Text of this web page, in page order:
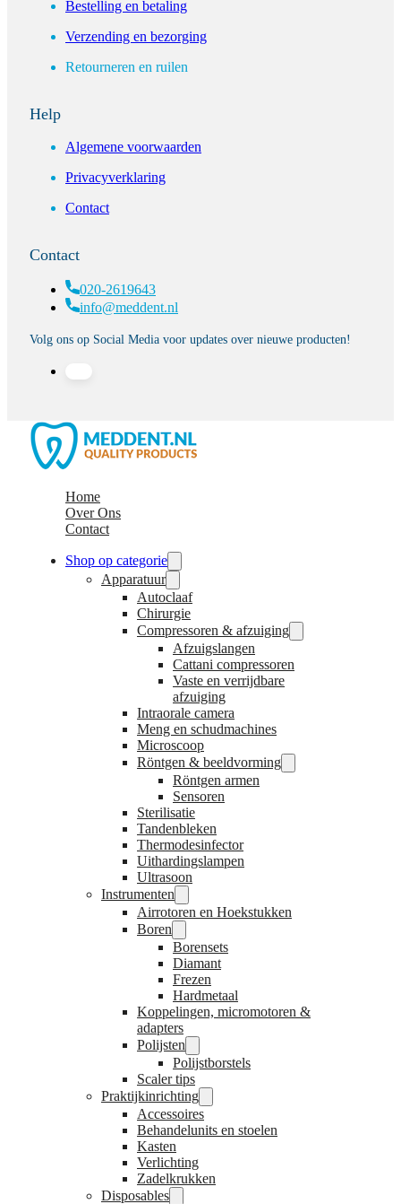
Bestelling en betaling
Verzending en bezorging
Retourneren en ruilen
Help
Algemene voorwaarden
Privacyverklaring
Contact
Contact
020-2619643
info@meddent.nl
Volg ons op Social Media voor updates over nieuwe producten!
Home
Over Ons
Contact
Shop op categorie
Apparatuur
Autoclaaf
Chirurgie
Compressoren & afzuiging
Afzuigslangen
Cattani compressoren
Vaste en verrijdbare
afzuiging
Intraorale camera
Meng en schudmachines
Microscoop
Röntgen & beeldvorming
Röntgen armen
Sensoren
Sterilisatie
Tandenbleken
Thermodesinfector
Uithardingslampen
Ultrasoon
Instrumenten
Airrotoren en Hoekstukken
Boren
Borensets
Diamant
Frezen
Hardmetaal
Koppelingen, micromotoren &
adapters
Polijsten
Polijstborstels
Scaler tips
Praktijkinrichting
Accessoires
Behandelunits en stoelen
Kasten
Verlichting
Zadelkrukken
Disposables